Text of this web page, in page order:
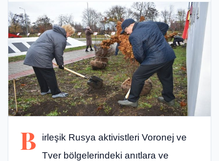
B
irleşik Rusya aktivistleri Voronej ve
Tver bölgelerindeki anıtlara ve